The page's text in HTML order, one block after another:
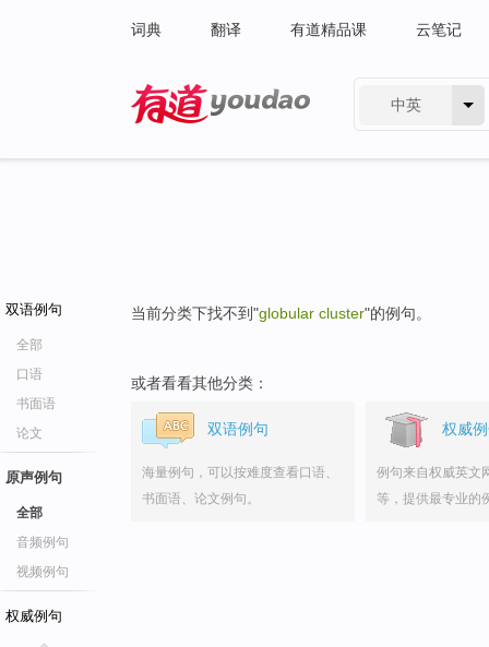
词典 翻译 有道精品课 云笔记
中英
双语例句
全部
口语
书面语
论文
原声例句
全部
音频例句
视频例句
权威例句
当前分类下找不到"globular cluster"的例句。
或者看看其他分类：
双语例句
海量例句，可以按难度查看口语、
书面语、论文例句。
权威
例句来自权威英文
等，提供最专业的